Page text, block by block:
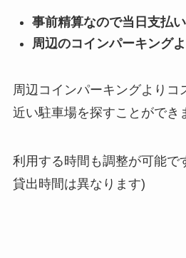
事前精算なので当日支払
周辺のコインパーキング
周辺コインパーキングよりコ
近い駐車場を探すことができ
利用する時間も調整が可能で
貸出時間は異なります)